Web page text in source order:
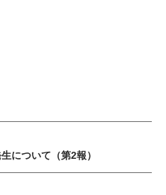
について（第2報）